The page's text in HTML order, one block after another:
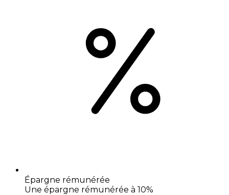
Épargne rémunérée
Une épargne rémunérée à 10%